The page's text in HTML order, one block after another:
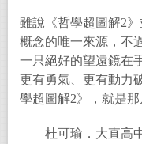
雖說《哲學超圖解2
概念的唯一來源，不
一只絕好的望遠鏡在
更有勇氣、更有動力
學超圖解2》，就是那
——杜可瑜．大直高